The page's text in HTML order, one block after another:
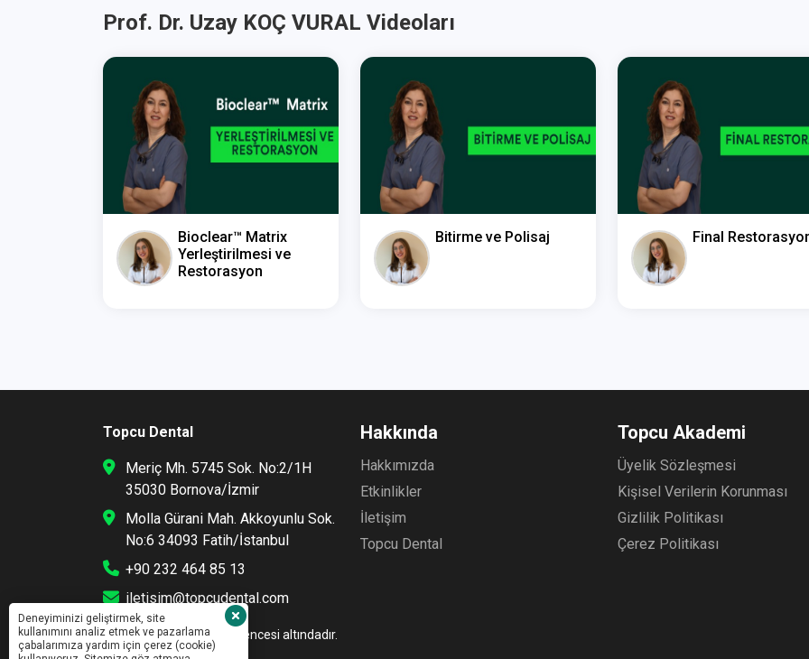
Prof. Dr. Uzay KOÇ VURAL Videoları
Bioclear™ Matrix
Yerleştirilmesi ve
Restorasyon
Bitirme ve Polisaj Final
Topcu Dental
Meriç Mh. 5745 Sok. No:2/1H
35030 Bornova/İzmir
Molla Gürani Mah. Akkoyunlu Sok.
No:6 34093 Fatih/İstanbul
+90 232 464 85 13
iletisim@topcudental.com
Bu site Topcu Dental güvencesi altındadır.
Hakkında
Hakkımızda
Etkinlikler
İletişim
Topcu Dental
Topcu Akademi
Üyelik Sözleşmesi
Kişisel Verilerin Korunması
Gizlilik Politikası
Çerez Politikası
Deneyiminizi geliştirmek, site
kullanımını analiz etmek ve pazarlama
çabalarımıza yardım için çerez (cookie)